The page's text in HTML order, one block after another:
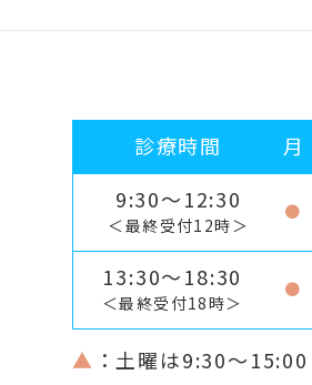
診療時間 月
9:30～12:30
＜最終受付12時＞
●
13:30～18:30
＜最終受付18時＞
●
▲ ：土曜は9:30～